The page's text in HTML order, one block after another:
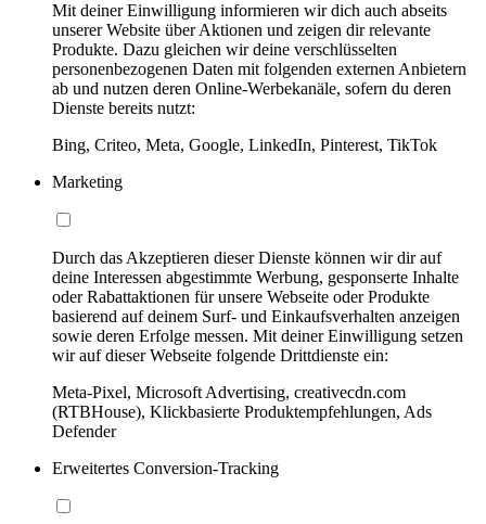
Mit deiner Einwilligung informieren wir dich auch abseits
unserer Website über Aktionen und zeigen dir relevante
Produkte. Dazu gleichen wir deine verschlüsselten
personenbezogenen Daten mit folgenden externen Anbietern
ab und nutzen deren Online-Werbekanäle, sofern du deren
Dienste bereits nutzt:
Bing, Criteo, Meta, Google, LinkedIn, Pinterest, TikTok
Marketing
Durch das Akzeptieren dieser Dienste können wir dir auf
deine Interessen abgestimmte Werbung, gesponserte Inhalte
oder Rabattaktionen für unsere Webseite oder Produkte
basierend auf deinem Surf- und Einkaufsverhalten anzeigen
sowie deren Erfolge messen. Mit deiner Einwilligung setzen
wir auf dieser Webseite folgende Drittdienste ein:
Meta-Pixel, Microsoft Advertising, creativecdn.com
(RTBHouse), Klickbasierte Produktempfehlungen, Ads
Defender
Erweitertes Conversion-Tracking